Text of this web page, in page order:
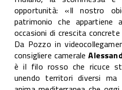
opportunità: «Il nostro
patrimonio che
occasioni di crescita
Da Pozzo in
consigliere camerale
è il filo rosso che ricuce
unendo territori diversi